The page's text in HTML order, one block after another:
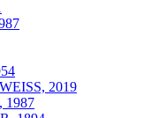
2019
1987